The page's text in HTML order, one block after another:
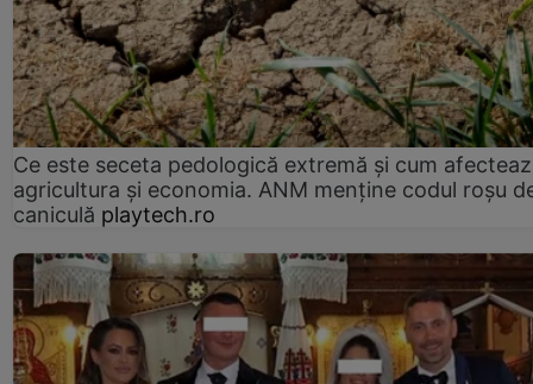
Ce este seceta pedologică extremă și cum
agricultura și economia. ANM menține codul roșu
caniculă playtech.ro